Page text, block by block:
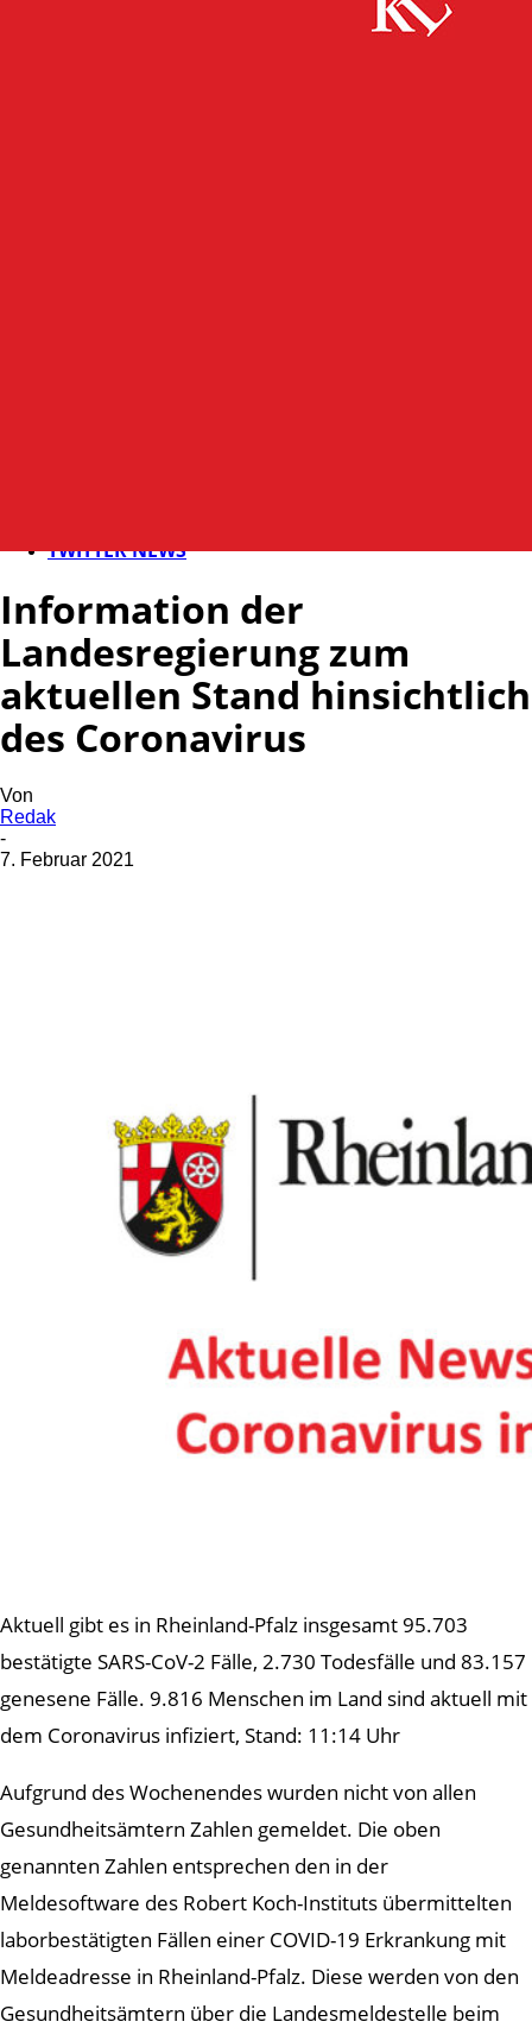
TWITTER NEWS
Information der
Landesregierung zum
aktuellen Stand hinsichtlich
des Coronavirus
Von
Redak
-
7. Februar 2021
Aktuell gibt es in Rheinland-Pfalz insgesamt 95.703
bestätigte SARS-CoV-2 Fälle, 2.730 Todesfälle und 83.157
genesene Fälle. 9.816 Menschen im Land sind aktuell mit
dem Coronavirus infiziert, Stand: 11:14 Uhr
Aufgrund des Wochenendes wurden nicht von allen
Gesundheitsämtern Zahlen gemeldet. Die oben
genannten Zahlen entsprechen den in der
Meldesoftware des Robert Koch-Instituts übermittelten
laborbestätigten Fällen einer COVID-19 Erkrankung mit
Meldeadresse in Rheinland-Pfalz. Diese werden von den
Gesundheitsämtern über die Landesmeldestelle beim